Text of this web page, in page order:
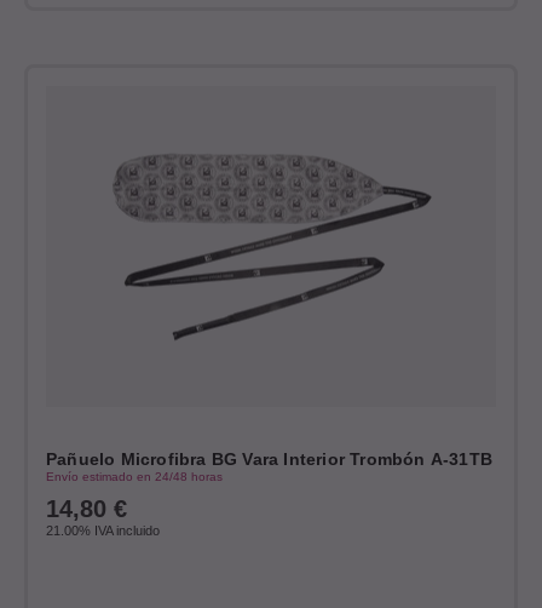
Pañuelo Microfibra BG Vara Interior Trombón A-31TB
Envío estimado en 24/48 horas
14,80 €
21.00% IVA incluido